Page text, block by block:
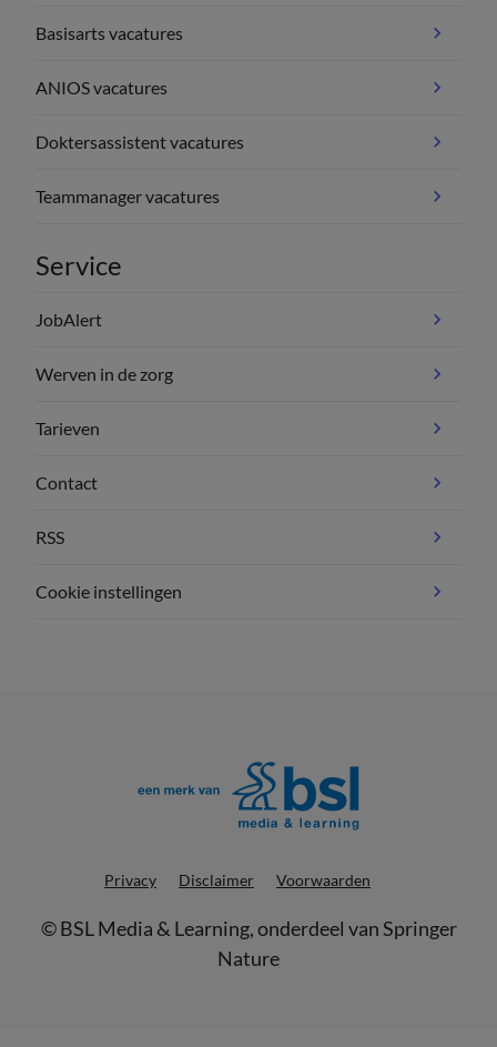
Basisarts vacatures
ANIOS vacatures
Doktersassistent vacatures
Teammanager vacatures
Service
JobAlert
Werven in de zorg
Tarieven
Contact
RSS
Cookie instellingen
Privacy Disclaimer Voorwaarden
©BSL Media & Learning, onderdeel vanSpringer
Nature